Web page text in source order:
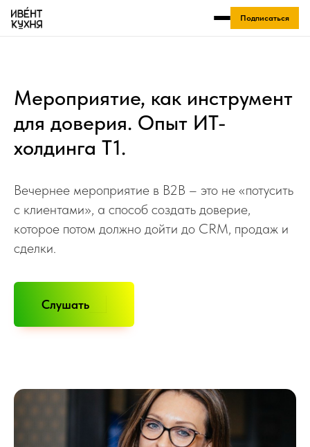
Подписаться
Мероприятие, как инструмент
для доверия. Опыт ИТ-
холдинга Т1.
Вечернее мероприятие в B2B – это не «потусить
с клиентами», а способ создать доверие,
которое потом должно дойти до CRM, продаж и
сделки.
Слушать